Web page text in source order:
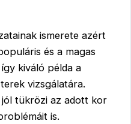
ismerete azért
és a magas
kiváló példa a
vizsgálatára.
jól tükrözi az adott kor
is.